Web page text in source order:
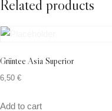
Related products
Grüntee Asia Superior
6,50 €
Add to cart